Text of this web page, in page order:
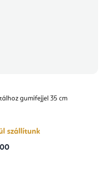
gumifejjel 35 cm
szállítunk